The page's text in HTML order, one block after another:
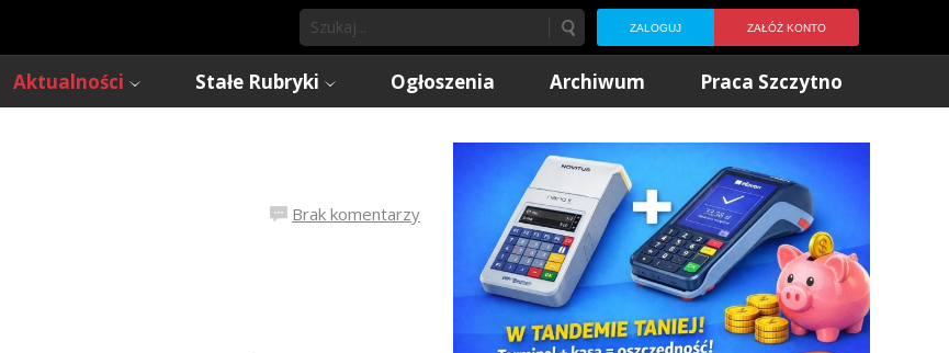
ZALOGUJ ZAŁÓŻ KONTO
Aktualności Stałe Rubryki Ogłoszenia Archiwum Praca Szczytno
Brak komentarzy